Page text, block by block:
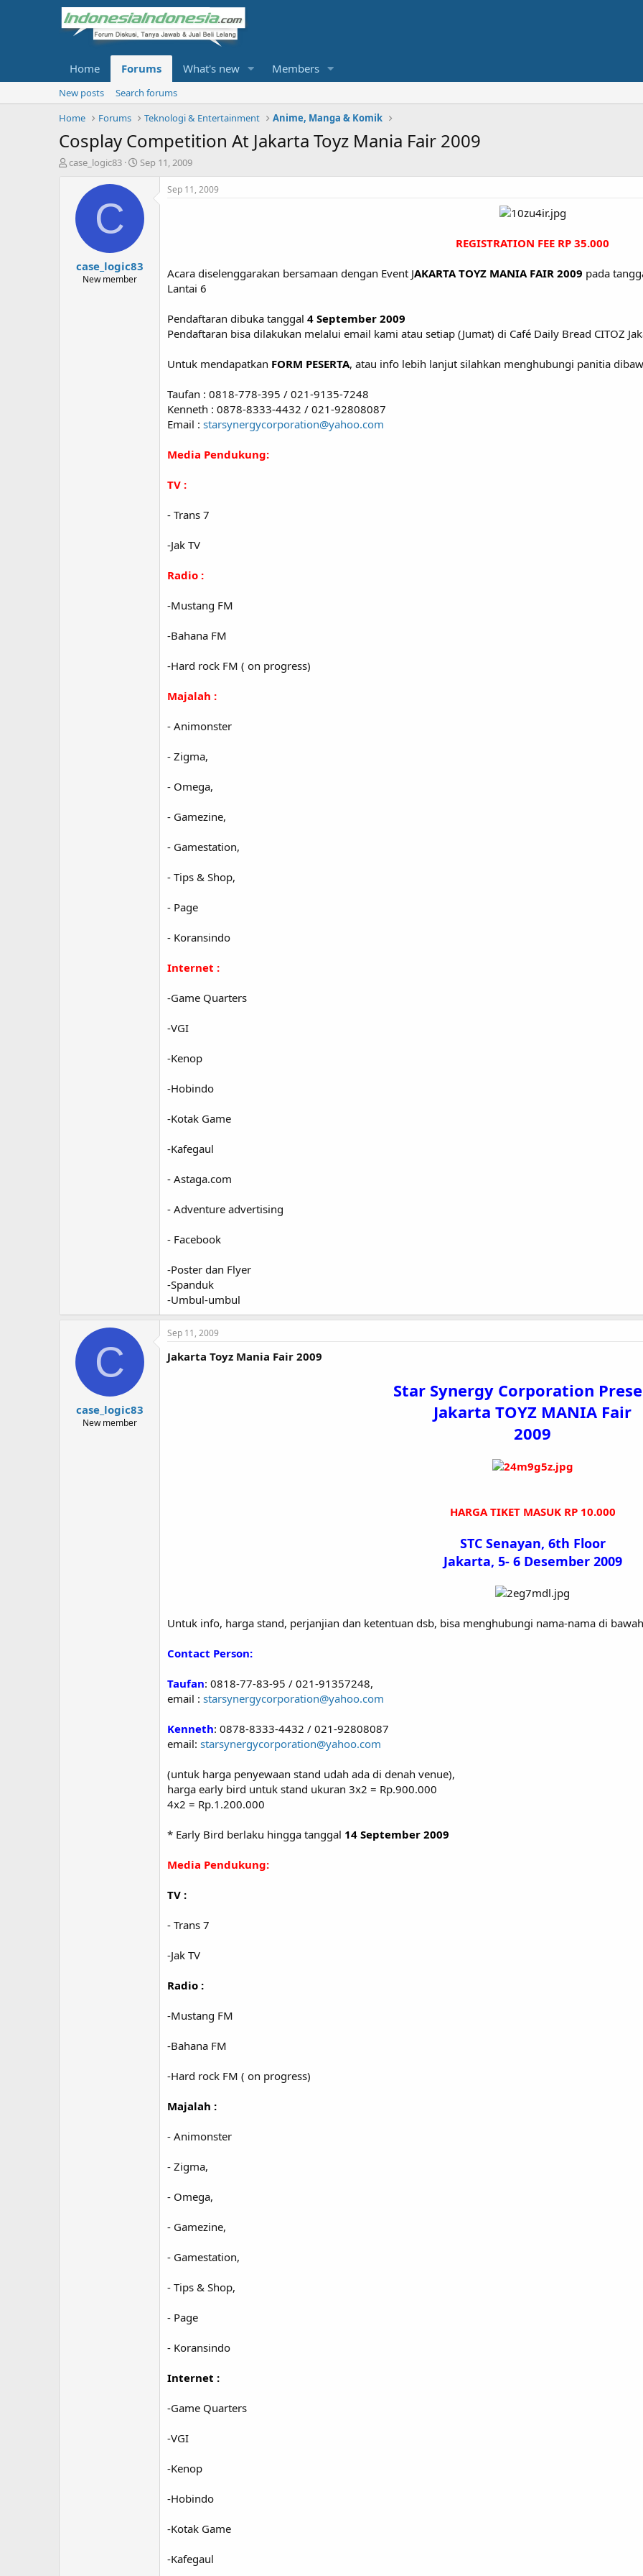
Home Forums What's new Members
New posts
Search forums
Home
Forums Teknologi & Entertainment Anime, Manga & Komik
Cosplay Competition At Jakarta Toyz Mania Fair 2009
T
case_logic83
S
r
d
a
e
Sep 11, 2009
C
case_logic83
New member
Sep 11, 2009
REGISTRATION FEE RP 35.000​
Acara diselenggarakan bersamaan dengan Event JAKARTA TOYZ MANIA FAIR 2009 pada
Lantai 6
Pendaftaran dibuka tanggal 4 September 2009
Pendaftaran bisa dilakukan melalui email kami atau setiap (Jumat) di Café Daily Bread CITOZ
Untuk mendapatkan FORM PESERTA, atau info lebih lanjut silahkan menghubungi panitia
Taufan : 0818-778-395 / 021-9135-7248
Kenneth : 0878-8333-4432 / 021-92808087
Email : starsynergycorporation@yahoo.com
Media Pendukung:
TV :
- Trans 7
-Jak TV
Radio :
-Mustang FM
-Bahana FM
-Hard rock FM ( on progress)
Majalah :
- Animonster
- Zigma,
- Omega,
- Gamezine,
- Gamestation,
- Tips & Shop,
- Page
- Koransindo
Internet :
-Game Quarters
-VGI
-Kenop
-Hobindo
-Kotak Game
-Kafegaul
- Astaga.com
- Adventure advertising
- Facebook
-Poster dan Flyer
-Spanduk
-Umbul-umbul
C
case_logic83
New member
Sep 11, 2009
Jakarta Toyz Mania Fair 2009
Star Synergy Corporation
Jakarta TOYZ MANIA Fair
2009
HARGA TIKET MASUK RP 10.000​
STC Senayan, 6th Floor
Jakarta, 5- 6 Desember 2009
Untuk info, harga stand, perjanjian dan ketentuan dsb, bisa menghubungi nama-nama di bawah
Contact Person:
Taufan: 0818-77-83-95 / 021-91357248,
email : starsynergycorporation@yahoo.com
Kenneth: 0878-8333-4432 / 021-92808087
email: starsynergycorporation@yahoo.com
(untuk harga penyewaan stand udah ada di denah venue),
harga early bird untuk stand ukuran 3x2 = Rp.900.000
4x2 = Rp.1.200.000
* Early Bird berlaku hingga tanggal 14 September 2009
Media Pendukung:
TV :
- Trans 7
-Jak TV
Radio :
-Mustang FM
-Bahana FM
-Hard rock FM ( on progress)
Majalah :
- Animonster
- Zigma,
- Omega,
- Gamezine,
- Gamestation,
- Tips & Shop,
- Page
- Koransindo
Internet :
-Game Quarters
-VGI
-Kenop
-Hobindo
-Kotak Game
-Kafegaul